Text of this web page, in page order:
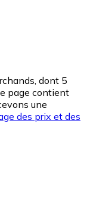
dont 5
page contient
une
des prix et des